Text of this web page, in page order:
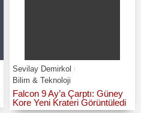
Sevilay Demirkol
Bilim & Teknoloji
Falcon 9 Ay’a Çarptı: Güney
Kore Yeni Krateri Görüntüledi